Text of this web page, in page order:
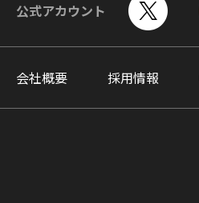
公式アカウント
会社概要 採用情報